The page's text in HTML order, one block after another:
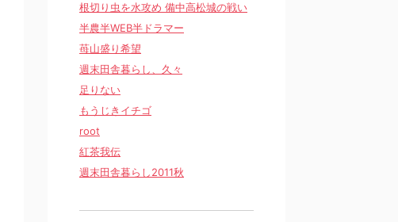
根切り虫を水攻め 備中高松城の戦い
半農半WEB半ドラマー
苺山盛り希望
週末田舎暮らし、久々
足りない
もうじきイチゴ
root
紅茶我伝
週末田舎暮らし2011秋